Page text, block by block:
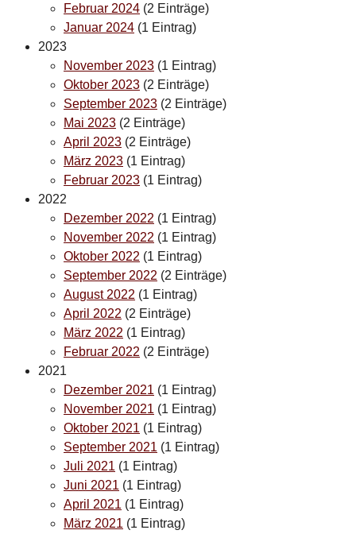
Februar 2024 (2 Einträge)
Januar 2024 (1 Eintrag)
2023
November 2023 (1 Eintrag)
Oktober 2023 (2 Einträge)
September 2023 (2 Einträge)
Mai 2023 (2 Einträge)
April 2023 (2 Einträge)
März 2023 (1 Eintrag)
Februar 2023 (1 Eintrag)
2022
Dezember 2022 (1 Eintrag)
November 2022 (1 Eintrag)
Oktober 2022 (1 Eintrag)
September 2022 (2 Einträge)
August 2022 (1 Eintrag)
April 2022 (2 Einträge)
März 2022 (1 Eintrag)
Februar 2022 (2 Einträge)
2021
Dezember 2021 (1 Eintrag)
November 2021 (1 Eintrag)
Oktober 2021 (1 Eintrag)
September 2021 (1 Eintrag)
Juli 2021 (1 Eintrag)
Juni 2021 (1 Eintrag)
April 2021 (1 Eintrag)
März 2021 (1 Eintrag)